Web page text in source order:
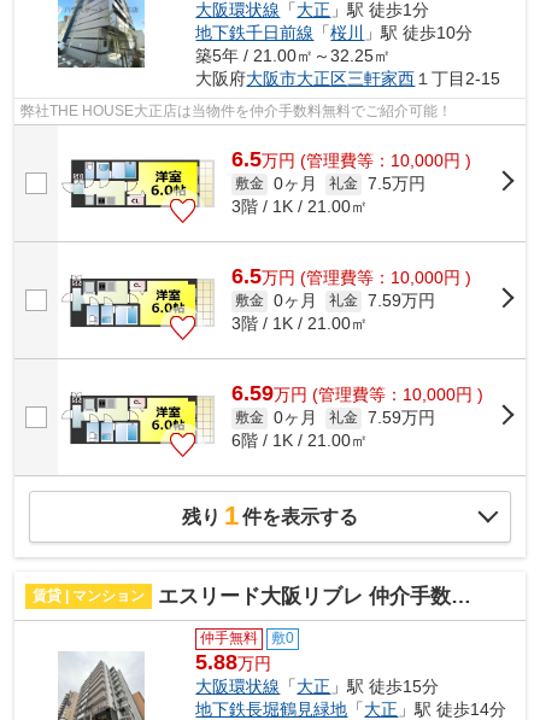
大阪環状線 「大正 」駅 徒歩1分
地下鉄千日前線 「桜川
」駅 徒歩10分
築5年 / 21.00㎡～32.25㎡
大阪府大阪市大正区三軒家西 １丁目2-15
弊社THE HOUSE大正店は当物件を仲介手数料無料でご紹介可能！
6.5万円 (管理費等：10,000円 )
敷金 0ヶ月 礼金 7.5万円
3階 / 1K / 21.00㎡
6.5万円 (管理費等：10,000円 )
敷金 0ヶ月 礼金 7.59万円
3階 / 1K / 21.00㎡
6.59万円 (管理費等：10,000円 )
敷金 0ヶ月 礼金 7.59万円
6階 / 1K / 21.00㎡
残り 1件を表示する
賃貸 | マンション エスリード大阪リブレ 仲介手数料無料
仲手無料 敷0
5.88万円
大阪環状線 「大正 」駅 徒歩15分
地下鉄長堀鶴見緑地 「大正 」駅 徒歩14分